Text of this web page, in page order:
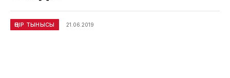
ӨҢІР ТЫНЫСЫ 21.06.2019